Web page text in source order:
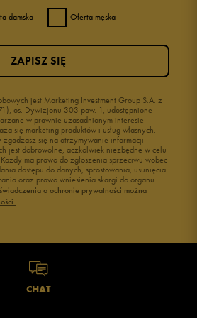
damska Oferta męska
jest Marketing Investment Group S.A. z
os. Dywizjonu 303 paw. 1, udostępnione
w prawnie uzasadnionym interesie
się marketing produktów i usług własnych.
zgadzasz się na otrzymywanie informacji
jest dobrowolne, aczkolwiek niezbędne w celu
ma prawo do zgłoszenia sprzeciwu wobec
dostępu do danych, sprostowania, usunięcia
oraz prawo wniesienia skargi do organu
o ochronie prywatności można
ZAPISZ SIĘ
CHAT